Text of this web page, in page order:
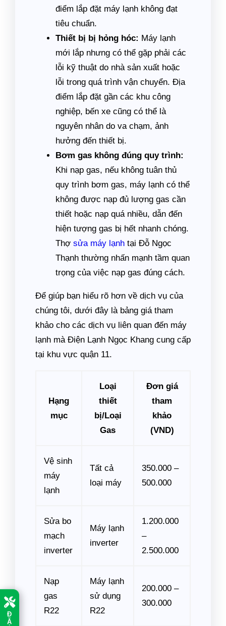
Đ
Ặ
điểm lắp đặt máy lạnh không đạt
tiêu chuẩn.
Thiết bị bị hỏng hóc: Máy lạnh
mới lắp nhưng có thể gặp phải các
lỗi kỹ thuật do nhà sản xuất hoặc
lỗi trong quá trình vận chuyển. Địa
điểm lắp đặt gần các khu công
nghiệp, bến xe cũng có thể là
nguyên nhân do va chạm, ảnh
hưởng đến thiết bị.
Bơm gas không đúng quy trình:
Khi nạp gas, nếu không tuân thủ
quy trình bơm gas, máy lạnh có thể
không được nạp đủ lượng gas cần
thiết hoặc nạp quá nhiều, dẫn đến
hiện tượng gas bị hết nhanh chóng.
Thợ sửa máy lạnh tại Đỗ Ngọc
Thạnh thường nhấn mạnh tầm quan
trọng của việc nạp gas đúng cách.
Để giúp bạn hiểu rõ hơn về dịch vụ của
chúng tôi, dưới đây là bảng giá tham
khảo cho các dịch vụ liên quan đến máy
lạnh mà Điện Lạnh Ngọc Khang cung cấp
tại khu vực quận 11.
Hạng
mục
Loại
thiết
bị/Loại
Gas
Đơn giá
tham
khảo
(VND)
Vệ sinh
máy
lạnh
Tất cả
loại máy
350.000 –
500.000
Sửa bo
mạch
inverter
Máy lạnh
inverter
1.200.000
–
2.500.000
Nạp
gas
R22
Máy lạnh
sử dụng
R22
200.000 –
300.000